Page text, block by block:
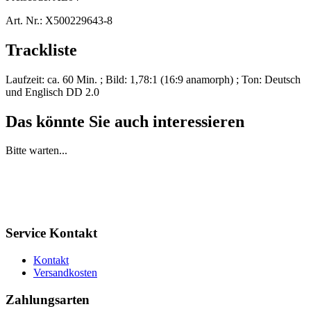
Art. Nr.: X500229643-8
Trackliste
Laufzeit: ca. 60 Min. ; Bild: 1,78:1 (16:9 anamorph) ; Ton: Deutsch
und Englisch DD 2.0
Das könnte Sie auch interessieren
Bitte warten...
Service Kontakt
Kontakt
Versandkosten
Zahlungsarten